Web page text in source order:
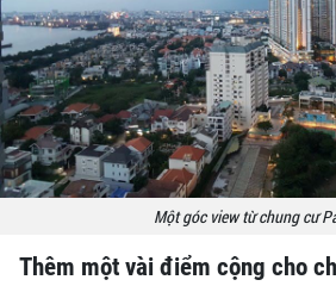
Một góc view từ chung cư
Thêm một vài điểm cộng cho